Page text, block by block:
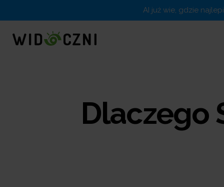
AI już wie, gdzie
Dlaczego